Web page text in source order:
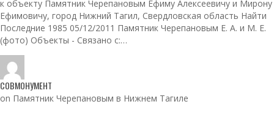
к объекту Памятник Черепановым Ефиму Алексеевичу и Мирону
Ефимовичу, город Нижний Тагил, Свердловская область Найти
Последние 1985 05/12/2011 Памятник Черепановым Е. А. и М. Е.
(фото) Объекты - Связано с:…
СОВМОНУМЕНТ
on Памятник Черепановым в Нижнем Тагиле